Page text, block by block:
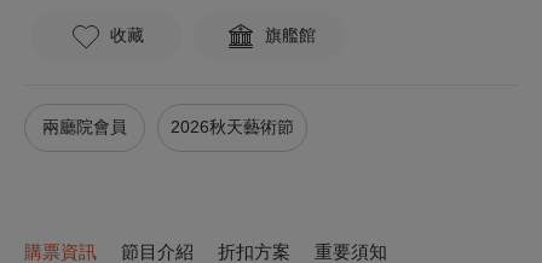
收藏 旗艦館
兩廳院會員 2026秋天藝術節
購票資訊 節目介紹 折扣方案 重要須知